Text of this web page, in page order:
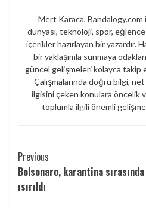
Mert Karaca,
dünyası, teknoloji, spor, eğlence
içerikler hazırlayan bir yazardır.
bir yaklaşımla sunmaya
güncel gelişmeleri kolayca takip
Çalışmalarında doğru bilgi,
ilgisini çeken konulara öncelik
toplumla ilgili önemli
Continue
Reading
Previous
Bolsonaro, karantina
ısırıldı